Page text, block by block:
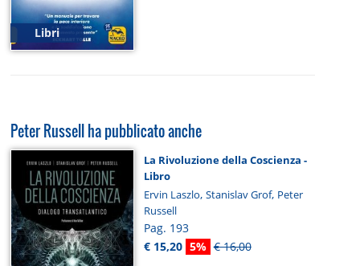
Libri
Peter Russell ha pubblicato anche
La Rivoluzione della Coscienza -
Libro
Ervin Laszlo, Stanislav Grof, Peter
Russell
Pag. 193
€ 15,20 5% € 16,00